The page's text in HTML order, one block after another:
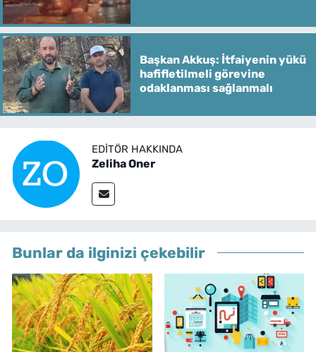
Başkan Akkuş: İtfaiyenin yükü
hafifletilmeli görevine
odaklanması sağlanmalı
EDITÖR HAKKINDA
Zeliha Oner
Bunlar da ilginizi çekebilir